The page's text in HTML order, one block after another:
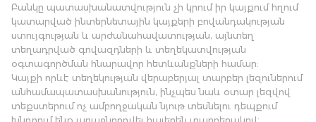
Բանկը պատասխանատվություն չի կրում իր կայքում հղում
կատարված ինտերնետային կայքերի բովանդակության
ստույգության և արժանահավատության, այնտեղ
տեղադրված գովազդների և տեղեկատվության
օգտագործման հնարավոր հետևանքների համար:
Կայքի որևէ տեղեկության վերաբերյալ տարբեր լեզուներում
անհամապատասխանություն, ինչպես նաև օտար լեզվով
տեքստերում ոչ ամբողջական նյութ տեսնելու դեպքում